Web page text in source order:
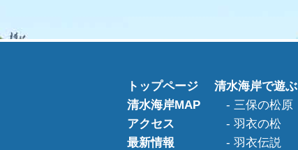
トップページ
清水海岸MAP
アクセス
最新情報
清水海岸で遊ぶ
三保の松原
羽衣の松
羽衣伝説